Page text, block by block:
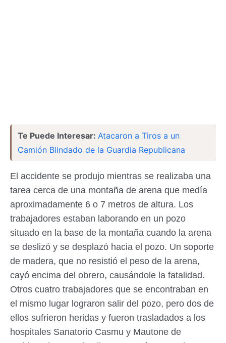
Te Puede Interesar: Atacaron a Tiros a un
Camión Blindado de la Guardia Republicana
El accidente se produjo mientras se realizaba una
tarea cerca de una montaña de arena que medía
aproximadamente 6 o 7 metros de altura. Los
trabajadores estaban laborando en un pozo
situado en la base de la montaña cuando la arena
se deslizó y se desplazó hacia el pozo. Un soporte
de madera, que no resistió el peso de la arena,
cayó encima del obrero, causándole la fatalidad.
Otros cuatro trabajadores que se encontraban en
el mismo lugar lograron salir del pozo, pero dos de
ellos sufrieron heridas y fueron trasladados a los
hospitales Sanatorio Casmu y Mautone de